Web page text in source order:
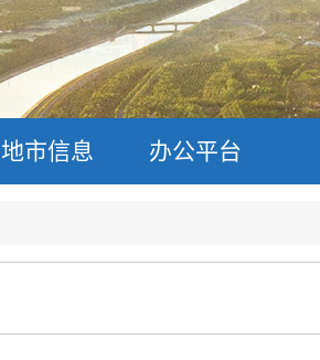
地市信息 办公平台